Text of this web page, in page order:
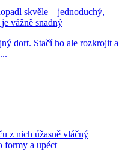
skvěle – jednoduchý,
vážně snadný
dort. Stačí ho ale rozkrojit a
z nich úžasně vláčný
formy a upéct